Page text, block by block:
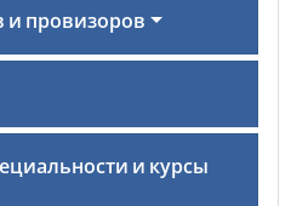
и провизоров
и курсы